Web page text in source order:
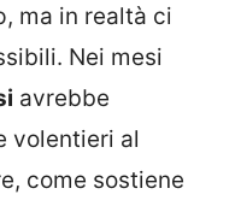
ma in realtà ci
Nei mesi
avrebbe
volentieri al
come sostiene